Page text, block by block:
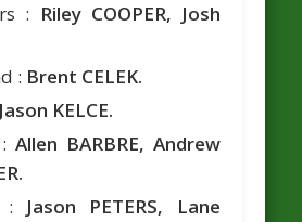
: Riley COOPER, Josh
: Brent CELEK.
Jason KELCE.
Allen BARBRE, Andrew
: Jason PETERS, Lane